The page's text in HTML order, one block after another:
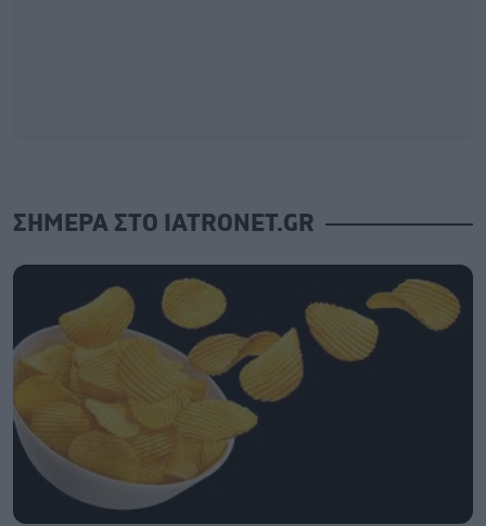
ΣΗΜΕΡΑ ΣΤΟ IATRONET.GR